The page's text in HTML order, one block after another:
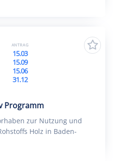
Programm
zur Nutzung und
Holz in Baden-
ANTRAG
15.03
15.09
15.06
31.12